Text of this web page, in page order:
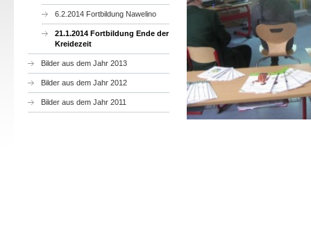
6.2.2014 Fortbildung Nawelino
21.1.2014 Fortbildung Ende der
Kreidezeit
Bilder aus dem Jahr 2013
Bilder aus dem Jahr 2012
Bilder aus dem Jahr 2011